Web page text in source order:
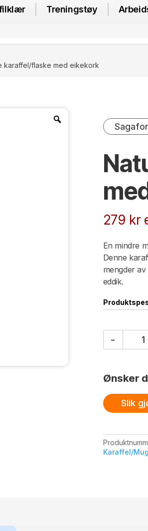
Treningstøy
karaffel/flaske med eikekork
279 kr
En mindre
Denne
mengder
eddik.
-
karaffel/flaske
Ønsker
Slik
Karaffel/